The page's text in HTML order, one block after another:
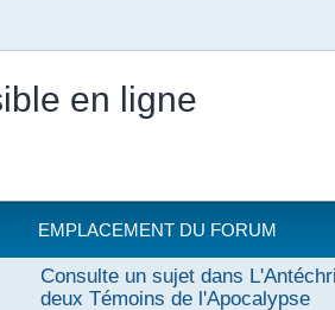
en ligne
EMPLACEMENT DU FORUM
Consulte un sujet dans
deux Témoins de l'Apocalypse